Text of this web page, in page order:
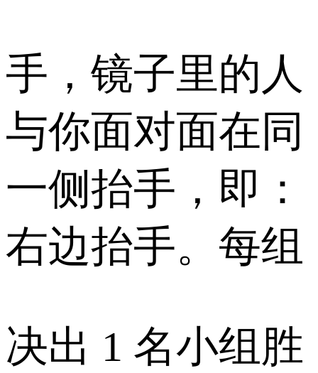
手，镜子里的人
与你面对面在同
一侧抬手，即：
右边抬手。每组
决出 1 名小组胜